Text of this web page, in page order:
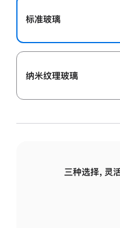
标准玻璃
纳米纹理玻璃
三种选择，灵